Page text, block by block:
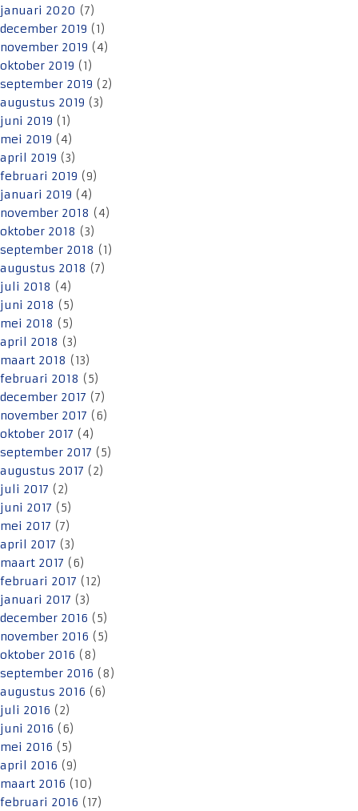
januari 2020 (7)
december 2019 (1)
november 2019 (4)
oktober 2019 (1)
september 2019 (2)
augustus 2019 (3)
juni 2019 (1)
mei 2019 (4)
april 2019 (3)
februari 2019 (9)
januari 2019 (4)
november 2018 (4)
oktober 2018 (3)
september 2018 (1)
augustus 2018 (7)
juli 2018 (4)
juni 2018 (5)
mei 2018 (5)
april 2018 (3)
maart 2018 (13)
februari 2018 (5)
december 2017 (7)
november 2017 (6)
oktober 2017 (4)
september 2017 (5)
augustus 2017 (2)
juli 2017 (2)
juni 2017 (5)
mei 2017 (7)
april 2017 (3)
maart 2017 (6)
februari 2017 (12)
januari 2017 (3)
december 2016 (5)
november 2016 (5)
oktober 2016 (8)
september 2016 (8)
augustus 2016 (6)
juli 2016 (2)
juni 2016 (6)
mei 2016 (5)
april 2016 (9)
maart 2016 (10)
februari 2016 (17)